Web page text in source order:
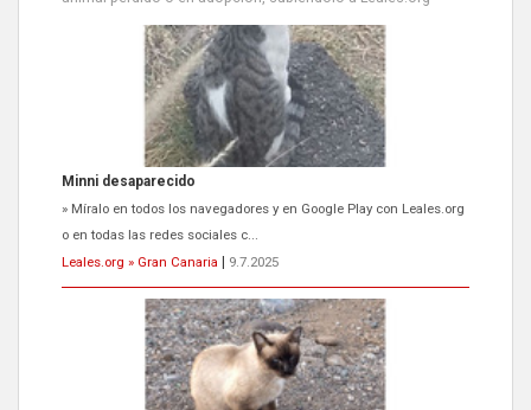
Minni desaparecido
» Míralo en todos los navegadores y en Google Play con Leales.org
o en todas las redes sociales c...
Leales.org » Gran Canaria
9.7.2025